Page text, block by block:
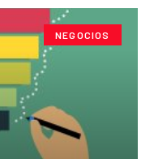
NEGOCIOS